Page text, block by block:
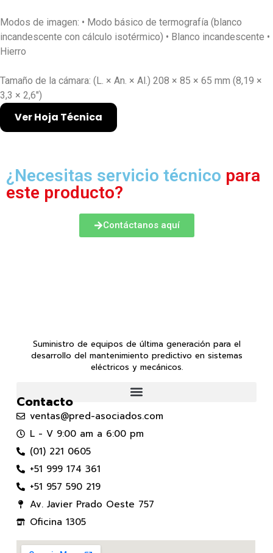
Modos de imagen: • Modo básico de termografía (blanco
incandescente con cálculo isotérmico) • Blanco incandescente •
Hierro
Tamaño de la cámara: (L. × An. × Al.) 208 × 85 × 65 mm (8,19 ×
3,3 × 2,6″)
Ver Hoja Técnica
¿Necesitas servicio técnico para
este producto?
Contáctanos aquí
Suministro de equipos de última generación para el
desarrollo del mantenimiento predictivo en sistemas
eléctricos y mecánicos.
Contacto
ventas@pred-asociados.com
L - V 9:00 am a 6:00 pm
(01) 221 0605
+51 999 174 361
+51 957 590 219
Av. Javier Prado Oeste 757
Oficina 1305